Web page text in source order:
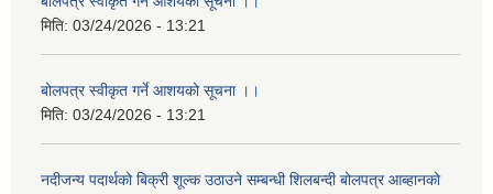
मिति: 03/24/2026 - 13:21
बोलपत्र स्वीकृत गर्ने आशयको सूचना ।।
मिति: 03/24/2026 - 13:21
नदीजन्य पदार्थको बिक्री शूल्क उठाउने सम्बन्धी शिलबन्दी बोलपत्र आब्हानको